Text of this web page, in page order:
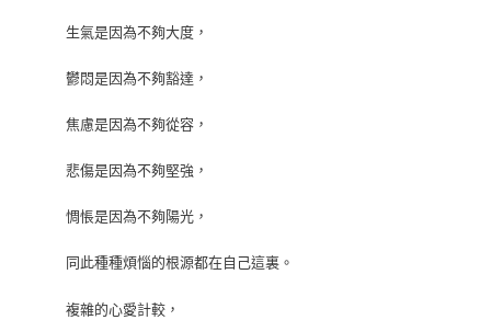
生氣是因為不夠大度，
鬱悶是因為不夠豁達，
焦慮是因為不夠從容，
悲傷是因為不夠堅強，
惆悵是因為不夠陽光，
同此種種煩惱的根源都在自己這裏。
複雜的心愛計較，